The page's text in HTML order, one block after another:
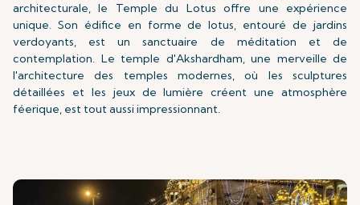
architecturale, le Temple du Lotus offre une expérience
unique. Son édifice en forme de lotus, entouré de jardins
verdoyants, est un sanctuaire de méditation et de
contemplation. Le temple d'Akshardham, une merveille de
l'architecture des temples modernes, où les sculptures
détaillées et les jeux de lumière créent une atmosphère
féerique, est tout aussi impressionnant.